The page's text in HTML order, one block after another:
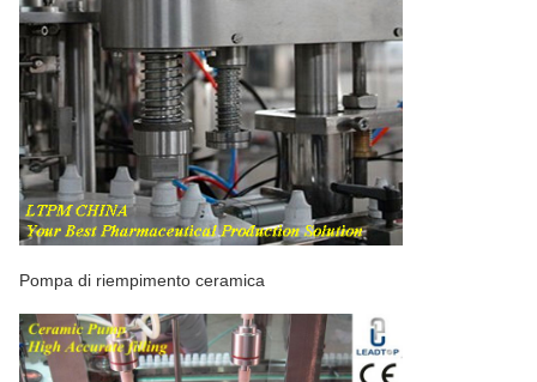
Pompa di riempimento ceramica